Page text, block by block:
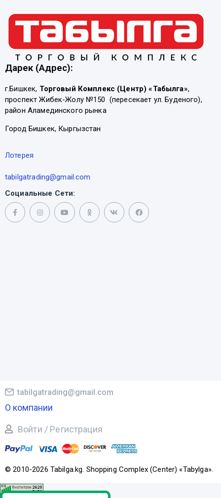
Дарек (Адрес):
г.Бишкек, Торговый Комплекс (Центр) «Табылга»,
проспект Жибек-Жолу №150 (пересекает ул. Буденого),
район Аламединского рынка
Город Бишкек, Кыргызстан
Лотерея
tabilgatrading@gmail.com
Социальные Сети:
© 2010-2026 Tabilga.kg. Shopping Complex (Center) «Tabylga».
tabilgatrading@gmail.com
О компании
Войти / Регистрация